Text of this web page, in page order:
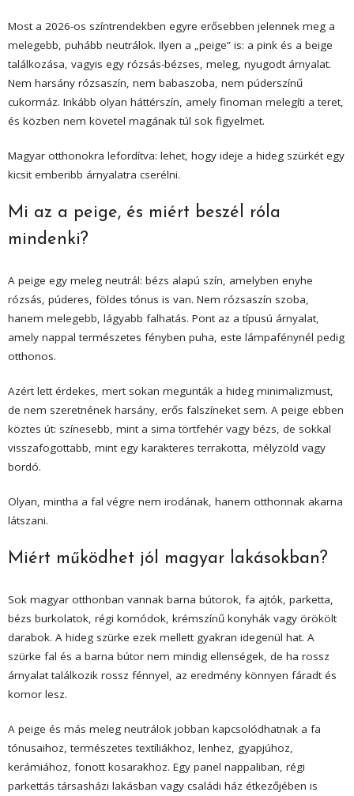
Most a 2026-os színtrendekben egyre erősebben jelennek meg a
melegebb, puhább neutrálok. Ilyen a „peige” is: a pink és a beige
találkozása, vagyis egy rózsás-bézses, meleg, nyugodt árnyalat.
Nem harsány rózsaszín, nem babaszoba, nem púderszínű
cukormáz. Inkább olyan háttérszín, amely finoman melegíti a teret,
és közben nem követel magának túl sok figyelmet.
Magyar otthonokra lefordítva: lehet, hogy ideje a hideg szürkét egy
kicsit emberibb árnyalatra cserélni.
Mi az a peige, és miért beszél róla
mindenki?
A peige egy meleg neutrál: bézs alapú szín, amelyben enyhe
rózsás, púderes, földes tónus is van. Nem rózsaszín szoba,
hanem melegebb, lágyabb falhatás. Pont az a típusú árnyalat,
amely nappal természetes fényben puha, este lámpafénynél pedig
otthonos.
Azért lett érdekes, mert sokan megunták a hideg minimalizmust,
de nem szeretnének harsány, erős falszíneket sem. A peige ebben
köztes út: színesebb, mint a sima törtfehér vagy bézs, de sokkal
visszafogottabb, mint egy karakteres terrakotta, mélyzöld vagy
bordó.
Olyan, mintha a fal végre nem irodának, hanem otthonnak akarna
látszani.
Miért működhet jól magyar lakásokban?
Sok magyar otthonban vannak barna bútorok, fa ajtók, parketta,
bézs burkolatok, régi komódok, krémszínű konyhák vagy örökölt
darabok. A hideg szürke ezek mellett gyakran idegenül hat. A
szürke fal és a barna bútor nem mindig ellenségek, de ha rossz
árnyalat találkozik rossz fénnyel, az eredmény könnyen fáradt és
komor lesz.
A peige és más meleg neutrálok jobban kapcsolódhatnak a fa
tónusaihoz, természetes textíliákhoz, lenhez, gyapjúhoz,
kerámiához, fonott kosarakhoz. Egy panel nappaliban, régi
parkettás társasházi lakásban vagy családi ház étkezőjében is